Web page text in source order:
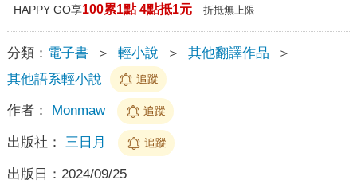
HAPPY GO享100累1點 4點抵1元 折抵無上限
分類： 電子書 ＞ 輕小說 ＞ 其他翻譯作品
＞
其他語系輕小說
追蹤
作者： Monmaw 追蹤
出版社： 三日月 追蹤
出版日： 2024/09/25